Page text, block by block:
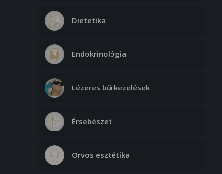
Dietetika
Endokrinológia
Lézeres bőrkezelések
Érsebészet
Orvos esztétika